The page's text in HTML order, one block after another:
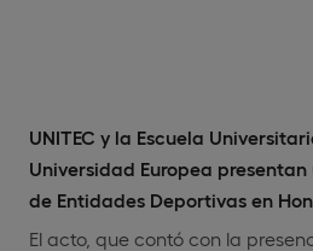
UNITEC y la Escuela
Universidad Europea
de Entidades Deportivas en
El acto, que contó con la